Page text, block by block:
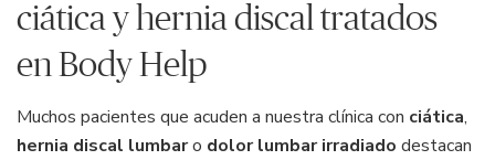
ciática y hernia discal tratados
en Body Help
Muchos pacientes que acuden a nuestra clínica con ciática,
hernia discal lumbaro dolor lumbar irradiado destacan